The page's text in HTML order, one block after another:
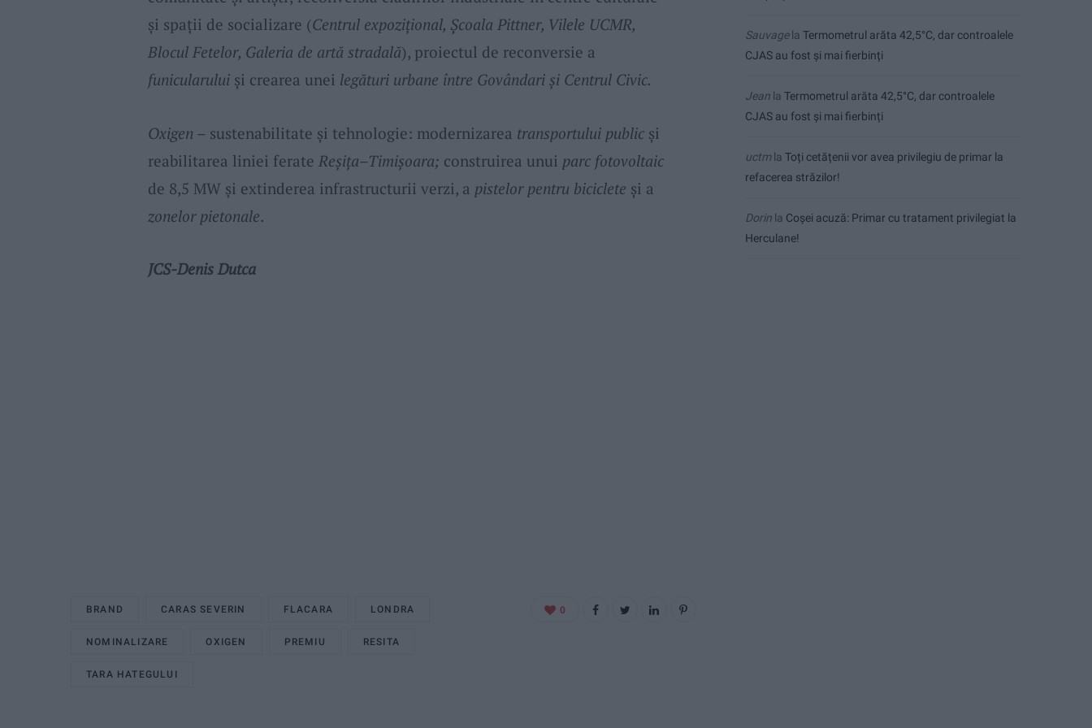
și spații de socializare (Centrul expozițional, Școala Pittner, Vilele UCMR,
Blocul Fetelor, Galeria de artă stradală), proiectul de reconversie a
funicularuluiși crearea unei legături urbane între Govândari și Centrul Civic.
Oxigen – sustenabilitate și tehnologie: modernizarea transportului publicși
reabilitarea liniei ferate Reșița–Timișoara; construirea unui parc fotovoltaic
de 8,5 MW și extinderea infrastructurii verzi, a pistelor pentru biciclete și a
zonelor pietonale.
JCS-Denis Dutca
BRAND CARAS SEVERIN FLACARA LONDRA
NOMINALIZARE OXIGEN PREMIU RESITA
TARA HATEGULUI
0
Sauvagela Termometrul arăta 42,5°C, dar controalele
CJAS au fost și mai fierbinți
Jean la Termometrul arăta 42,5°C, dar controalele
CJAS au fost și mai fierbinți
uctmla Toți cetățenii vor avea privilegiu de primar la
refacerea străzilor!
Dorin la Coșei acuză: Primar cu tratament privilegiat la
Herculane!